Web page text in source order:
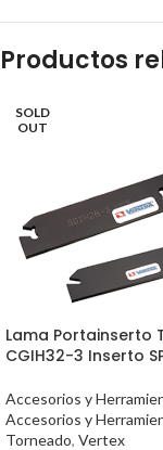
Productos
SOLD
OUT
Lama Portainserto
CGIH32-3 Inserto
Accesorios y
Accesorios y
Torneado, Vertex